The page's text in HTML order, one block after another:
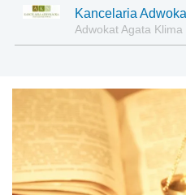
Kancelaria
Adwokat Agata Klima